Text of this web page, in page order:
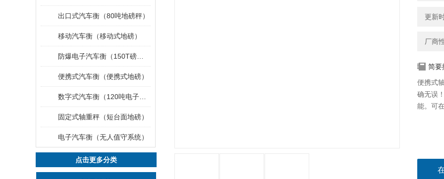
出口式汽车衡（80吨地磅秤）
移动汽车衡（移动式地磅）
便携式汽车衡（便携式地磅）
固定式轴重秤（短台面地磅）
电子汽车衡（无人值守系统）
点击更多分类
更新
厂商
简要
便携式
确无误
能。可